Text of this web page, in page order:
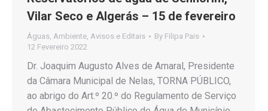
Vilar Seco e Algerás – 15 de fevereiro
Águas, Ambiente, Avisos e Editais By Filipa Pais
12 Fevereiro 2022
Dr. Joaquim Augusto Alves de Amaral, Presidente
da Câmara Municipal de Nelas, TORNA PÚBLICO,
ao abrigo do Art.º 20.º do Regulamento de Serviço